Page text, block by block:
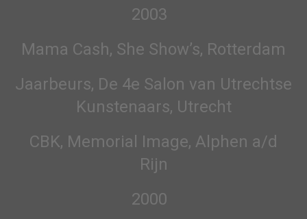
2003
Mama Cash, She Show’s, Rotterdam
Jaarbeurs, De 4e Salon van Utrechtse
Kunstenaars, Utrecht
CBK, Memorial Image, Alphen a/d
Rijn
2000